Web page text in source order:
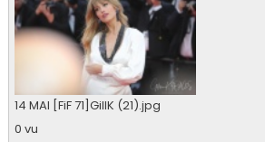
14 MAI [FiF 71]GillK (21).jpg
0 vu